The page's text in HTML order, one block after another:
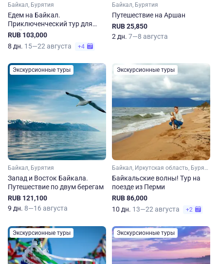
Байкал, Бурятия
Едем на Байкал.
Приключенческий тур для
всей семьи
RUB 103,000
8 дн. 15—22 августа +4
Байкал, Бурятия
Путешествие на Аршан
RUB 25,850
2 дн. 7—8 августа
Экскурсионные туры
Байкал, Бурятия
Запад и Восток Байкала.
Путешествие по двум берегам
RUB 121,100
9 дн. 8—16 августа
Экскурсионные туры
Байкал, Иркутская область, Бурятия
Байкальские волны! Тур на
поезде из Перми
RUB 86,000
10 дн. 13—22 августа +2
Экскурсионные туры Экскурсионные туры